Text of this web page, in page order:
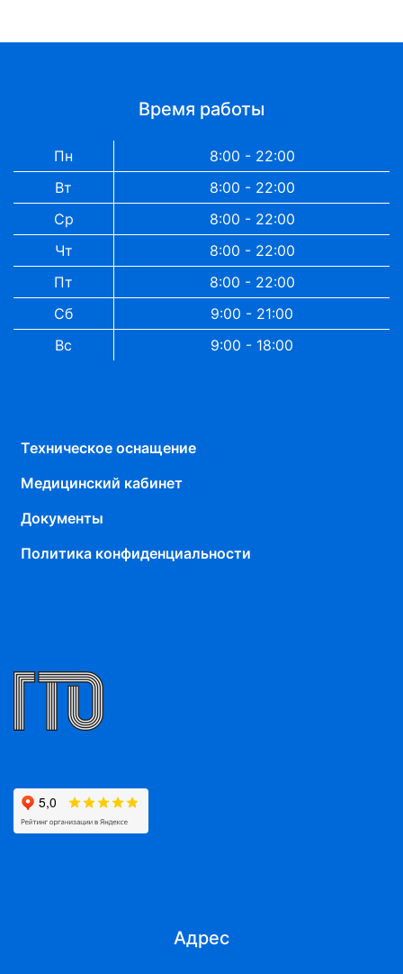
Время работы
Пн
8:00 - 22:00
Вт
8:00 - 22:00
Ср
8:00 - 22:00
Чт
8:00 - 22:00
Пт
8:00 - 22:00
Сб
9:00 - 21:00
Вс
9:00 - 18:00
Техническое оснащение
Медицинский кабинет
Документы
Политика конфиденциальности
Адрес